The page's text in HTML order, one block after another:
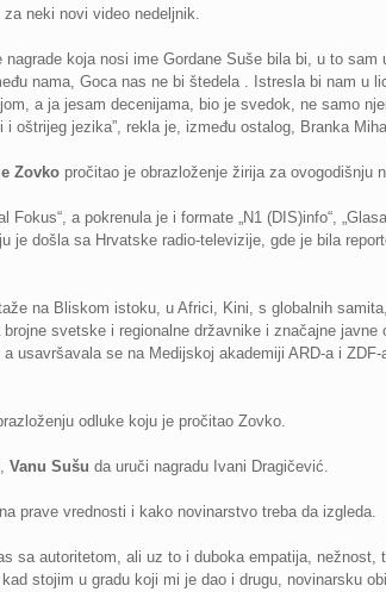
neki novi video nedeljnik.
koja nosi ime Gordane Suše bila bi, u to sam
nama, Goca nas ne bi štedela . Istresla bi nam u
a ja jesam decenijama, bio je svedok, ne samo
oštrijeg jezika”, rekla je, između ostalog, Branka
Zovkopročitao je obrazloženje žirija za ovogodišnju
a pokrenula je i formate „N1 (DIS)info“,
je došla sa Hrvatske radio-televizije, gde je bila
na Bliskom istoku, u Africi, Kini, s globalnih
svetske i regionalne državnike i značajne
usavršavala se na Medijskoj akademiji ARD-a i
odluke koju je pročitao Zovko.
Vanu Sušu da uruči nagradu Ivani Dragičević.
prave vrednosti i kako novinarstvo treba da izgleda.
sa autoritetom, ali uz to i duboka empatija, nežnost,
stojim u gradu koji mi je dao i drugu, novinarsku